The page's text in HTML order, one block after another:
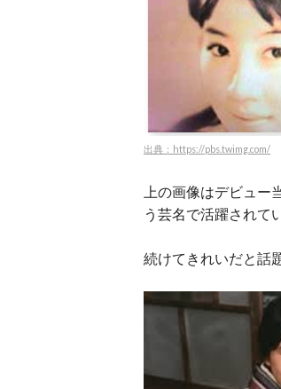
出典：https://pbs.twimg.com/
上の画像はデビュ
う芸名で活躍されて
続けてきれいだと話